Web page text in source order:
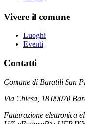
Vivere il comune
Luoghi
Eventi
Contatti
Comune di Baratili San
Via Chiesa, 18 09070
Fatturazione elettronica